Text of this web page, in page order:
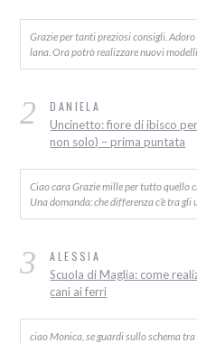
Grazie per tanti preziosi consigli.
lana. Ora potrò realizzare nuovi
2 DANIELA
Uncinetto: fiore di ibisco
non solo) – prima puntata
Ciao cara Grazie mille per tutto quello
Una domanda: che differenza c’è tra
3 ALESSIA
Scuola di Maglia: come
cani ai ferri
ciao Monica, se guardi sullo schema